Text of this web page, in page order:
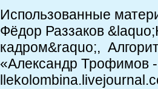
Использованные
Фёдор Раззаков
кадром&raquo;,
«Александр Трофимов